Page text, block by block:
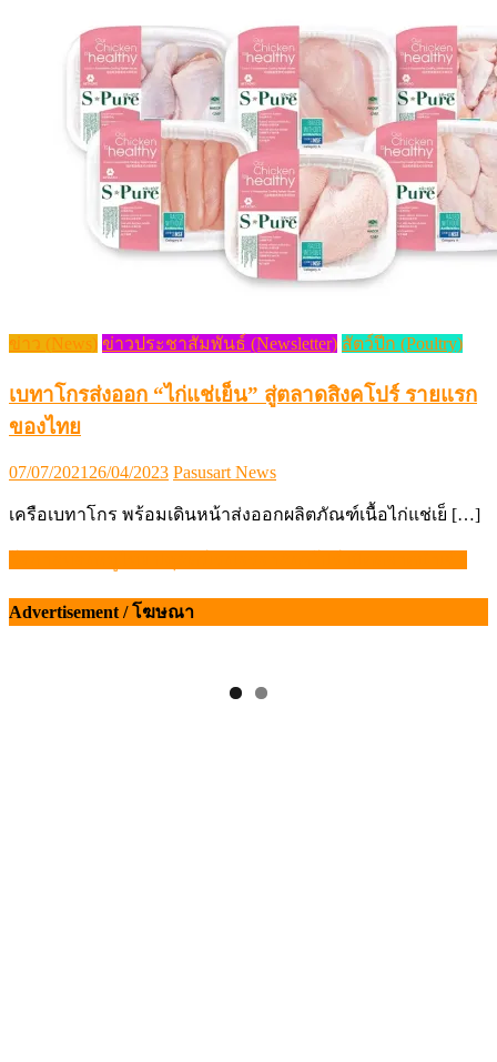
ข่าว (News) ข่าวประชาสัมพันธ์ (Newsletter) สัตว์ปีก (Poultry)
เบทาโกรส่งออก “ไก่แช่เย็น” สู่ตลาดสิงคโปร์ รายแรก
ของไทย
Posted
07/07/202126/04/2023 Author
Pasusart News
เครือเบทาโกร พร้อมเดินหน้าส่งออกผลิตภัณฑ์เนื้อไก่แช่เย็ […]
แนะแนว
เรื่อง
Advertisement / โฆษณา